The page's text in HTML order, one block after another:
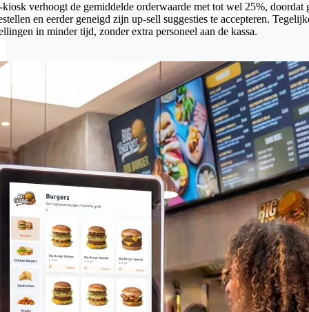
kiosk verhoogt de gemiddelde orderwaarde met tot wel 25%, doordat
en eerder geneigd zijn up-sell suggesties te accepteren.
in minder tijd, zonder extra personeel aan de kassa.